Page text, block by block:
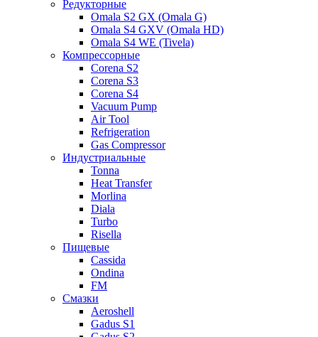
Редукторные
Omala S2 GX (Omala G)
Omala S4 GXV (Omala HD)
Omala S4 WE (Tivela)
Компрессорные
Corena S2
Corena S3
Corena S4
Vacuum Pump
Air Tool
Refrigeration
Gas Compressor
Индустриальные
Tonna
Heat Transfer
Morlina
Diala
Turbo
Risella
Пищевые
Cassida
Ondina
FM
Смазки
Aeroshell
Gadus S1